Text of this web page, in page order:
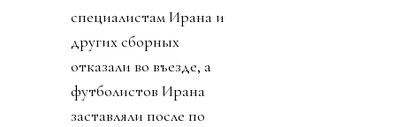
специалистам Ирана и
других сборных
отказали во въезде, а
футболистов Ирана
заставляли после по